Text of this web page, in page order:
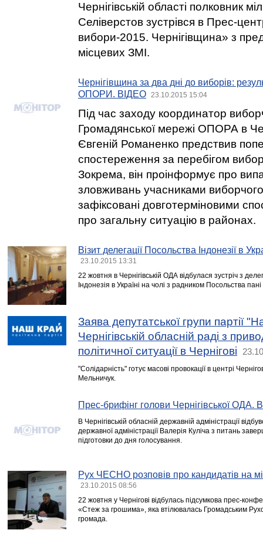
Чернігівській області полковник
Селіверстов зустрівся в Прес-
вибори-2015. Чернігівщина» з
місцевих ЗМІ.
Чернігівщина за два дні до виборів:
ОПОРИ. ВІДЕО
23.10.2015 15:04
Під час заходу координатор
Громадянської мережі ОПОРА в
Євгеній Романенко предствив
спостереження за перебігом
Зокрема, він проінформує про
зловживань учасниками
зафіксовані довготерміновими
про загальну ситуацію в районах.
Візит делегації Посольства Індонезії в
23.10.2015 13:31
22 жовтня в Чернігівській ОДА відбулася зустріч з
Індонезія в Україні на чолі з радником Посольства
Заява депутатської групи партії
Чернігівській обласній раді з
політичної ситуації в Чернігові
"Солідарність" готує масові провокації в центрі
Мельничук.
Прес-брифінг голови Чернігівської ОДА.
В Чернігівській обласній державній адміністрації
державної адміністрації Валерія Куліча з питань
підготовки до дня голосування.
Рух ЧЕСНО розповів про кандидатів на
23.10.2015 08:56
22 жовтня у Чернігові відбулась підсумкова прес-
«Стеж за грошима», яка втілювалась Громадським
громада.